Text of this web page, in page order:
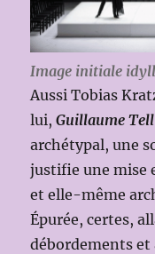
Image initiale
Aussi Tobias
lui,Guillaume Tell
archétypal, une
justifie une mise
et elle-même
Épurée, certes,
débordements et